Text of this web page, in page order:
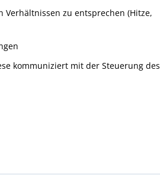
zu entsprechen (Hitze,
kommuniziert mit der Steuerung des